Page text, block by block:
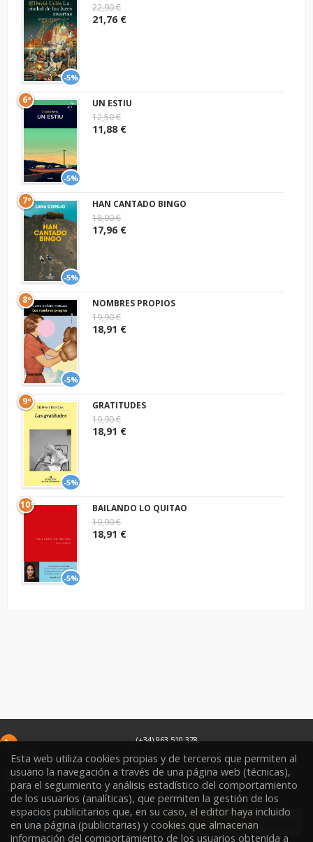
-5%
22,90 €
21,76 €
-5%
6º
UN ESTIU
12,50 €
11,88 €
-5%
7º
HAN CANTADO BINGO
18,90 €
17,96 €
-5%
8º
NOMBRES PROPIOS
19,90 €
18,91 €
-5%
9º
GRATITUDES
19,90 €
18,91 €
-5%
10º
BAILANDO LO QUITAO
19,90 €
18,91 €
(+34) 963 510 378
infoweb@libreriasoriano.com
C/ Xàtiva 15
46002 Valencia España
Esta web utiliza cookies propias y de terceros que permiten al
usuario la navegación a través de una página web (técnicas),
para el seguimiento y análisis estadístico del comportamiento
de los usuarios (analíticas), que permiten la gestión de los
espacios publicitarios que, en su caso, el editor haya incluido
en una página (publicitarias) y cookies que almacenan
información del comportamiento de los usuarios obtenida a